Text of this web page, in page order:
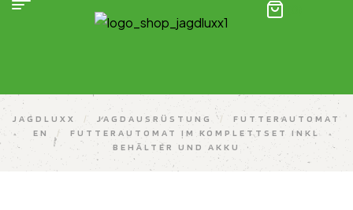
JAGDLUXX / JAGDAUSRÜSTUNG /
FUTTERAUTOMAT
EN
/
FUTTERAUTOMAT IM KOMPLETTSET INKL
BEHÄLTER UND AKKU